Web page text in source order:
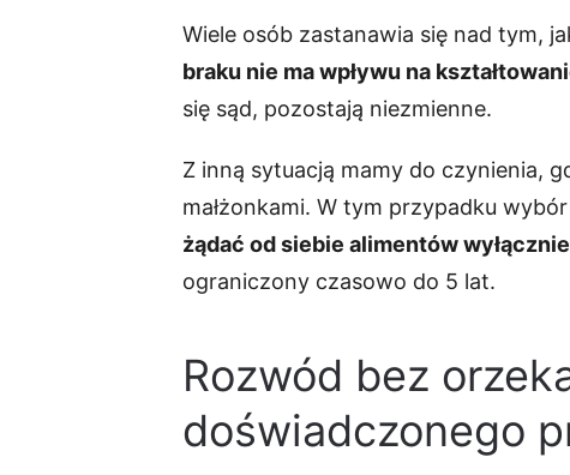
Wiele osób zastanawia się nad tym,
braku nie ma wpływu na
się sąd, pozostają niezmienne.
Z inną sytuacją mamy do czynienia,
małżonkami. W tym przypadku
żądać od siebie alimentów
ograniczony czasowo do 5 lat.
Rozwód bez
doświadczonego